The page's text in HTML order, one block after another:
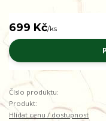
699 Kč/ks
Číslo produktu:
Produkt:
Hlídat cenu / dostupnost